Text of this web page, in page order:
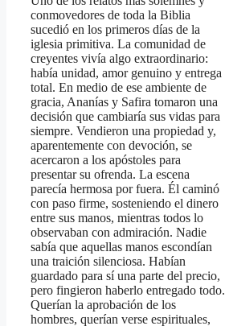
conmovedores de toda la Biblia
sucedió en los primeros días de la
iglesia primitiva. La comunidad de
creyentes vivía algo extraordinario:
había unidad, amor genuino y entrega
total. En medio de ese ambiente de
gracia, Ananías y Safira tomaron una
decisión que cambiaría sus vidas para
siempre. Vendieron una propiedad y,
aparentemente con devoción, se
acercaron a los apóstoles para
presentar su ofrenda. La escena
parecía hermosa por fuera. Él caminó
con paso firme, sosteniendo el dinero
entre sus manos, mientras todos lo
observaban con admiración. Nadie
sabía que aquellas manos escondían
una traición silenciosa. Habían
guardado para sí una parte del precio,
pero fingieron haberlo entregado todo.
Querían la aprobación de los
hombres, querían verse espirituales,